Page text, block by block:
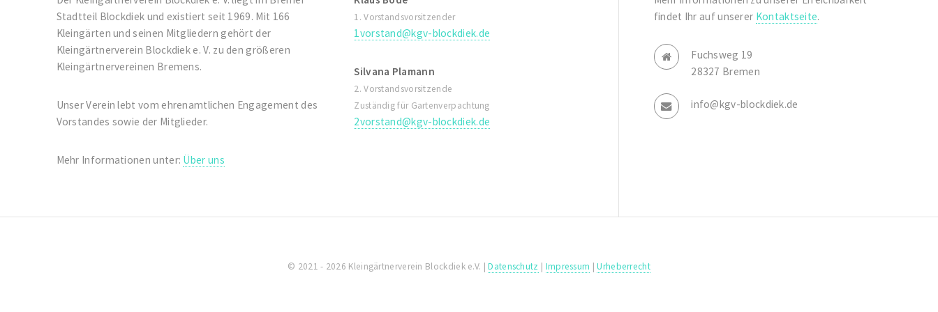
Stadtteil Blockdiek und existiert seit 1969. Mit 166
Kleingärten und seinen Mitgliedern gehört der
Kleingärtnerverein Blockdiek e. V. zu den größeren
Kleingärtnervereinen Bremens.
Unser Verein lebt vom ehrenamtlichen Engagement des
Vorstandes sowie der Mitglieder.
Mehr Informationen unter: Über uns
1. Vorstandsvorsitzender
1vorstand@kgv-blockdiek.de
Silvana Plamann
2. Vorstandsvorsitzende
Zuständig für Gartenverpachtung
2vorstand@kgv-blockdiek.de
findet Ihr auf unserer Kontaktseite.
Fuchsweg 19
28327 Bremen
info@kgv-blockdiek.de
© 2021 - 2026 Kleingärtnerverein Blockdiek e.V. |Datenschutz | Impressum |Urheberrecht